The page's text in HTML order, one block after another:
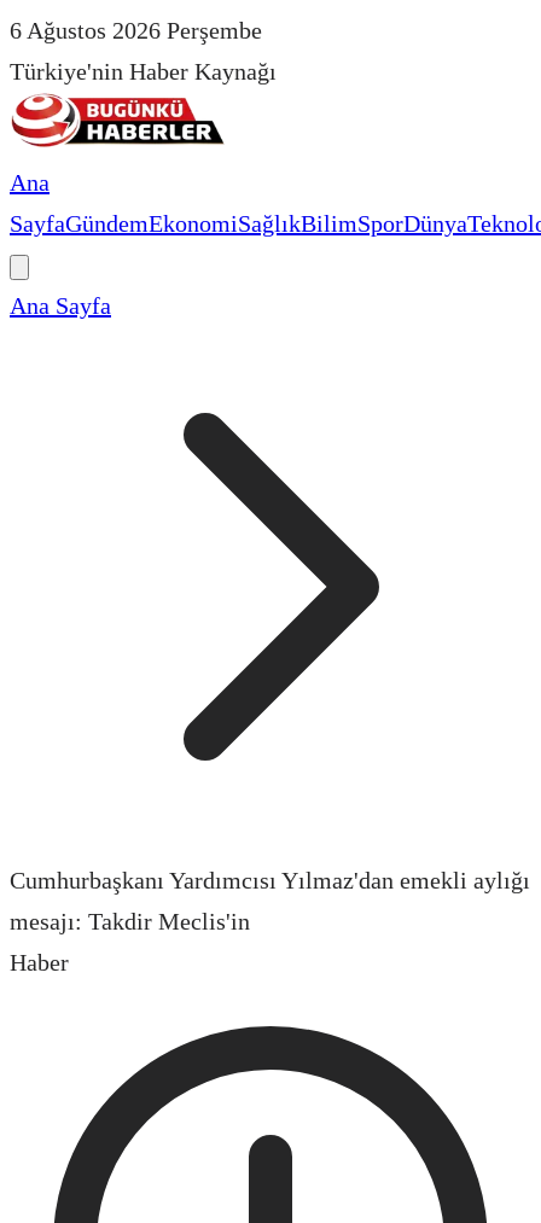
6 Ağustos 2026 Perşembe
Türkiye'nin Haber Kaynağı
Ana
SayfaGündemEkonomiSağlıkBilimSporDünya
Ana Sayfa
Cumhurbaşkanı Yardımcısı Yılmaz'dan emekli aylığı
mesajı: Takdir Meclis'in
Haber